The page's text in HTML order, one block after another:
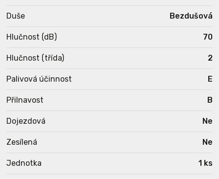
Duše Bezdušová
Hlučnost (dB) 70
Hlučnost (třída) 2
Palivová účinnost E
Přilnavost B
Dojezdová Ne
Zesílená Ne
Jednotka 1 ks